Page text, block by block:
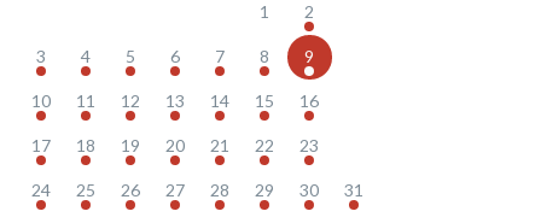
1 2
3 4 5 6 7 8 9
10 11 12 13 14 15 16
17 18 19 20 21 22 23
24 25 26 27 28 29 30 31